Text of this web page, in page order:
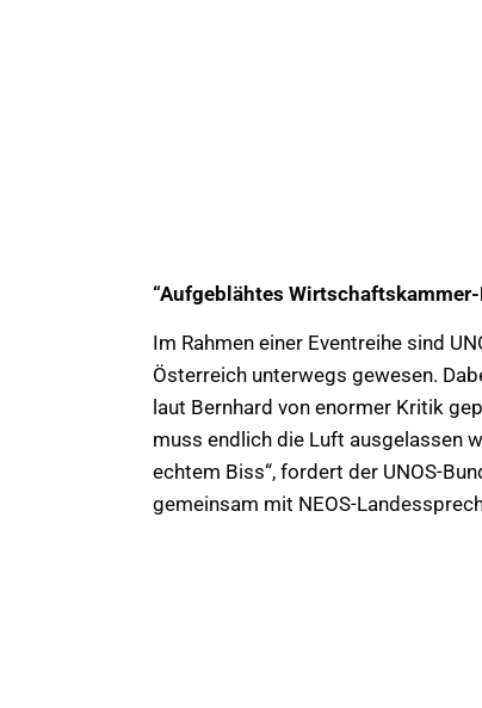
“Aufgeblähtes
Im Rahmen einer Eventreihe sind
Österreich unterwegs gewesen.
laut Bernhard von enormer Kritik
muss endlich die Luft ausgelassen
echtem Biss“, fordert der UNOS-
gemeinsam mit NEOS-